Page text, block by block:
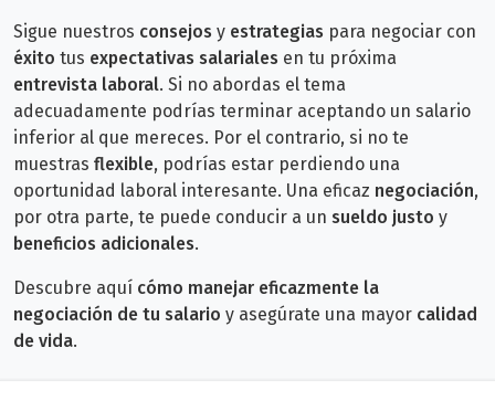
Sigue nuestros consejos y estrategias para negociar con
éxito tus expectativas salariales en tu próxima
entrevista laboral. Si no abordas el tema
adecuadamente podrías terminar aceptando un salario
inferior al que mereces. Por el contrario, si no te
muestras flexible, podrías estar perdiendo una
oportunidad laboral interesante. Una eficaz negociación,
por otra parte, te puede conducir a un sueldo justo y
beneficios adicionales.
Descubre aquí cómo manejar eficazmente la
negociación de tu salario y asegúrate una mayor calidad
de vida.